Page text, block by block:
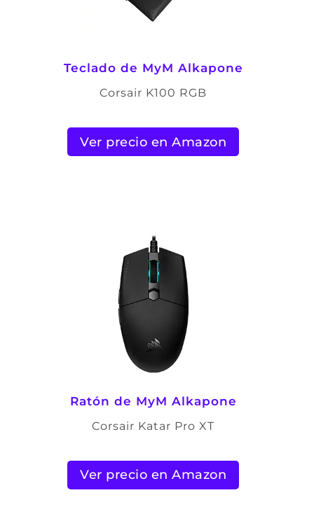
Teclado de MyM Alkapone
Corsair K100 RGB
Ver precio en Amazon
Ratón de MyM Alkapone
Corsair Katar Pro XT
Ver precio en Amazon